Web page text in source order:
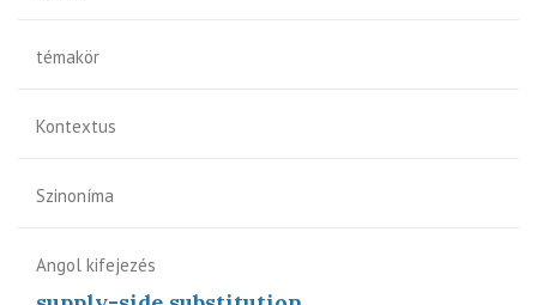
témakör
Kontextus
Szinoníma
Angol kifejezés